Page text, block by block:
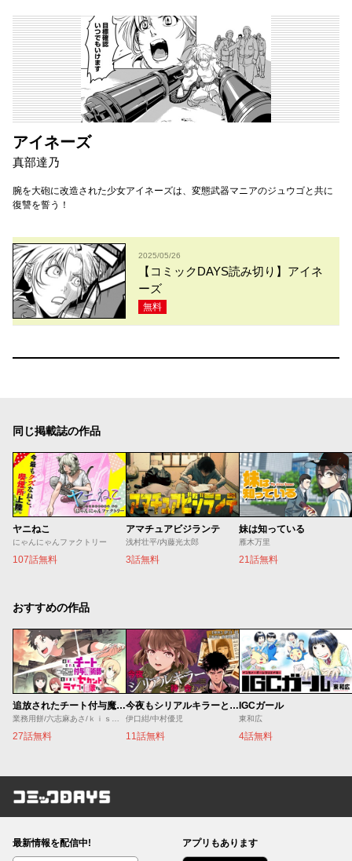
アイネーズ
真部達乃
腕を大砲に改造された少女アイネーズは、変態武器マニアのジュウゴと共に
復讐を誓う！
2025/05/26
【コミックDAYS読み切り】アイネ
ーズ
無料
同じ掲載誌の作品
ヤニねこ
にゃんにゃんファクトリー
107話無料
アマチュアビジランテ
浅村壮平/内藤光太郎
3話無料
妹は知っている
雁木万里
21話無料
おすすめの作品
追放されたチート付与魔術師は気ままなセカンドライフを謳歌する。 ～俺は武器だけじゃなく、あらゆるものに『強化ポイント』を付与できるし、俺の意思でいつでも効果を解除できるけど、残った人たち大丈夫？～
27話無料
今夜もシリアルキラーと待ち合わせ
伊口紺/中村優児
11話無料
IGCガール
東和広
4話無料
コミックDAYS
最新情報を配信中! アプリもあります